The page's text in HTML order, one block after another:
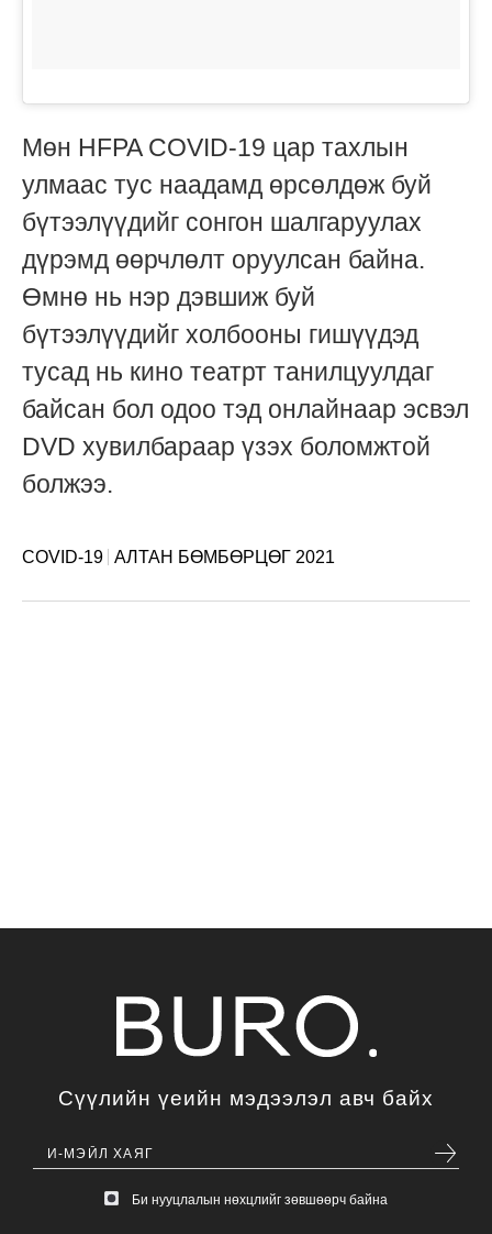
Мөн HFPA COVID-19 цар тахлын
улмаас тус наадамд өрсөлдөж буй
бүтээлүүдийг сонгон шалгаруулах
дүрэмд өөрчлөлт оруулсан байна.
Өмнө нь нэр дэвшиж буй
бүтээлүүдийг холбооны гишүүдэд
тусад нь кино театрт танилцуулдаг
байсан бол одоо тэд онлайнаар эсвэл
DVD хувилбараар үзэх боломжтой
болжээ.
COVID-19 АЛТАН БӨМБӨРЦӨГ 2021
Сүүлийн үеийн мэдээлэл авч байх
Би нууцлалын нөхцлийг зөвшөөрч байна